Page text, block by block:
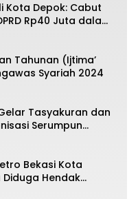
Kota Depok: Cabut
Rp40 Juta dalam
Rakyat
Tahunan (Ijtima’
Syariah 2024
Tasyakuran dan
Serumpun
Bekasi Kota
Hendak